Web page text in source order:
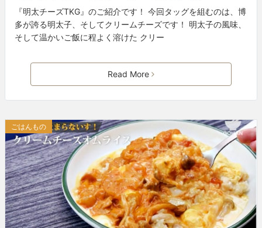
『明太チーズTKG』のご紹介です！ 今回タッグを組むのは、博
多が誇る明太子、そしてクリームチーズです！ 明太子の風味、
そして温かいご飯に程よく溶けた クリー
Read More
ごはんもの